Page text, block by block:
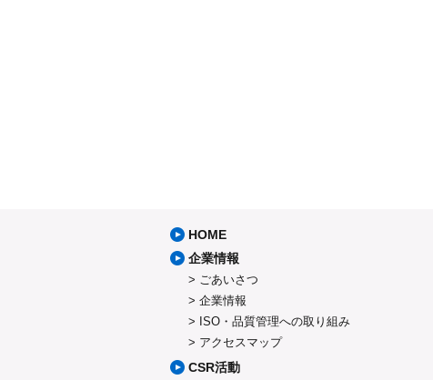
HOME
企業情報
ごあいさつ
企業情報
ISO・品質管理への取り組み
アクセスマップ
CSR活動